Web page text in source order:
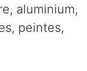
aluminium,
peintes,